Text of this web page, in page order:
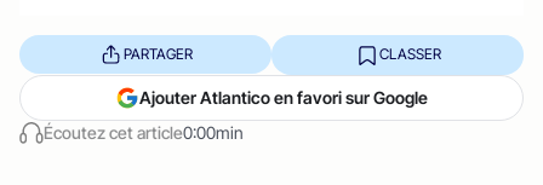
Écoutez cet article0:00min
PARTAGER CLASSER
Ajouter Atlantico en favori sur Google